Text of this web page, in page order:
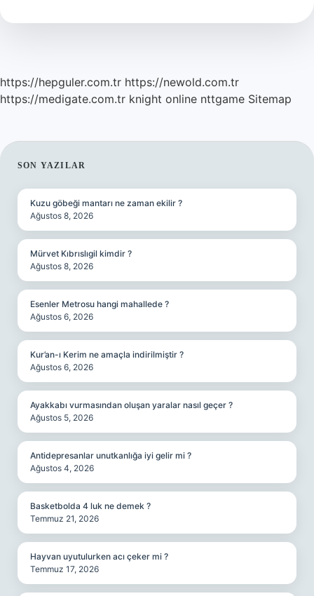
Mı
https://hepguler.com.tr https://newold.com.tr
https://medigate.com.tr knight online nttgame Sitemap
SIDEBAR
SON YAZILAR
Kuzu göbeği mantarı ne zaman ekilir ?
Ağustos 8, 2026
Mürvet Kıbrıslıgil kimdir ?
Ağustos 8, 2026
Esenler Metrosu hangi mahallede ?
Ağustos 6, 2026
Kur’an-ı Kerim ne amaçla indirilmiştir ?
Ağustos 6, 2026
Ayakkabı vurmasından oluşan yaralar nasıl geçer ?
Ağustos 5, 2026
Antidepresanlar unutkanlığa iyi gelir mi ?
Ağustos 4, 2026
Basketbolda 4 luk ne demek ?
Temmuz 21, 2026
Hayvan uyutulurken acı çeker mi ?
Temmuz 17, 2026